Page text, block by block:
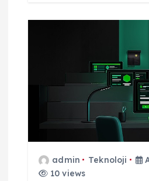
admin Teknoloji
10 views